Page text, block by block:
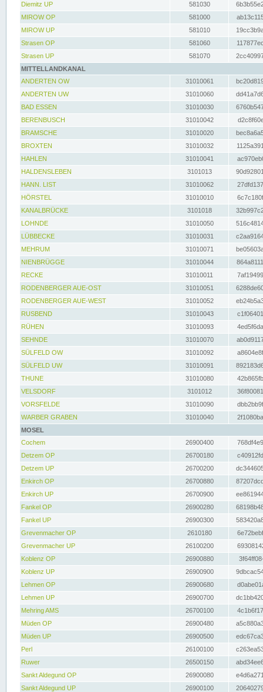
Diemitz UP
581030
MIROW OP
581000
MIROW UP
581010
Strasen OP
581060
Strasen UP
581070
MITTELLANDKANAL
ANDERTEN OW
31010061
ANDERTEN UW
31010060
BAD ESSEN
31010030
BERENBUSCH
31010042
BRAMSCHE
31010020
BROXTEN
31010032
HAHLEN
31010041
HALDENSLEBEN
3101013
HANN. LIST
31010062
HÖRSTEL
31010010
KANALBRÜCKE
3101018
LOHNDE
31010050
LÜBBECKE
31010031
MEHRUM
31010071
NIENBRÜGGE
31010044
RECKE
31010011
RODENBERGER AUE-OST
31010051
RODENBERGER AUE-WEST
31010052
RUSBEND
31010043
RÜHEN
31010093
SEHNDE
31010070
SÜLFELD OW
31010092
SÜLFELD UW
31010091
THUNE
31010080
VELSDORF
3101012
VORSFELDE
31010090
WARBER GRABEN
31010040
MOSEL
Cochem
26900400
Detzem OP
26700180
Detzem UP
26700200
Enkirch OP
26700880
Enkirch UP
26700900
Fankel OP
26900280
Fankel UP
26900300
Grevenmacher OP
2610180
Grevenmacher UP
26100200
Koblenz OP
26900880
Koblenz UP
26900900
Lehmen OP
26900680
Lehmen UP
26900700
Mehring AMS
26700100
Müden OP
26900480
Müden UP
26900500
Perl
26100100
Ruwer
26500150
Sankt Aldegund OP
26900080
Sankt Aldegund UP
26900100